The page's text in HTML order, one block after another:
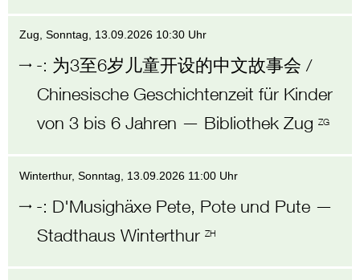
Zug, Sonntag, 13.09.2026 10:30 Uhr
-: 为3至6岁儿童开设的中文故事会 /
Chinesische Geschichtenzeit für Kinder
von 3 bis 6 Jahren — Bibliothek Zug ZG
Winterthur, Sonntag, 13.09.2026 11:00 Uhr
-: D'Musighäxe Pete, Pote und Pute —
Stadthaus Winterthur ZH